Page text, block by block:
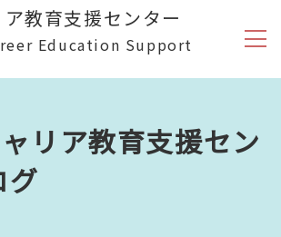
教育支援センター
Education Support
リア教育支援セン
グ